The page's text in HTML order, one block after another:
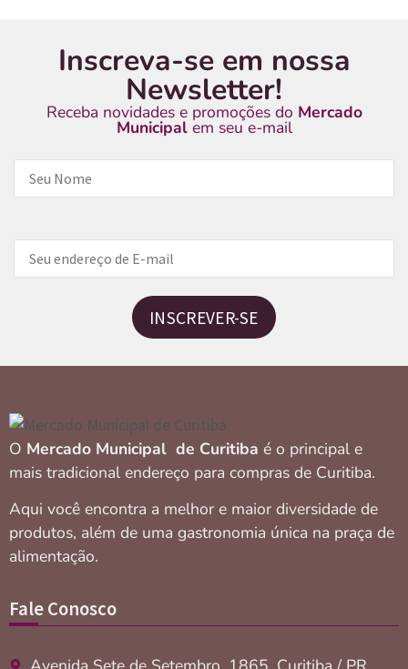
Inscreva-se em nossa
Newsletter!
Receba novidades e promoções do Mercado
Municipalem seu e-mail
INSCREVER-SE
O Mercado Municipal de Curitiba é o principal e
mais tradicional endereço para compras de Curitiba.
Aqui você encontra a melhor e maior diversidade de
produtos, além de uma gastronomia única na praça de
alimentação.
Fale Conosco